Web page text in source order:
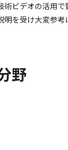
ビデオの活用
を受け大変参考
野